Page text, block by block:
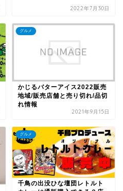
2022年7月30日
グルメ
かじるバターアイス2022販売
地域/販売店舗と売り切れ/品切
れ情報
2021年9月15日
グルメ
千鳥の出没ひな壇団レトルト